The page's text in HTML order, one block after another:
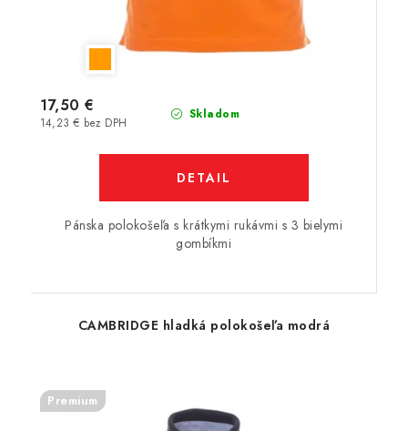
Skladom
14,23 € bez DPH
17,50 €
DETAIL
Pánska polokošeľa s krátkymi rukávmi s 3 bielymi
gombíkmi
CAMBRIDGE hladká polokošeľa modrá
Premium